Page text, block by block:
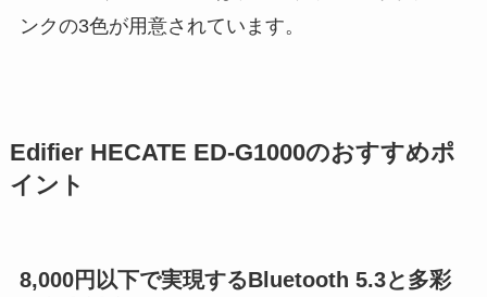
ンクの3色が用意されています。
Edifier HECATE ED-G1000のおすすめポ
イント
8,000円以下で実現するBluetooth 5.3と多彩